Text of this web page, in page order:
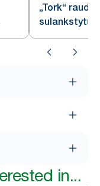
„Tork“
sulankstytų
W4
in...